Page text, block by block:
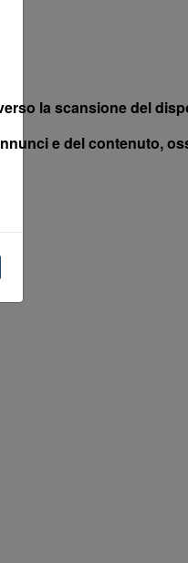
la scansione del
e del contenuto,